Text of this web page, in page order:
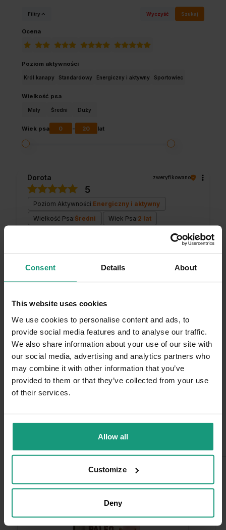
Consent Details About
This website uses cookies
We use cookies to personalise content and ads, to
provide social media features and to analyse our traffic.
We also share information about your use of our site with
our social media, advertising and analytics partners who
may combine it with other information that you’ve
provided to them or that they’ve collected from your use
of their services.
Allow all
Customize
Deny
Filtry Wyczyść Szukaj
Ocena
Poziom aktywności
Król kanapy Standardowy Energiczny i aktywny Sportowiec
Wielkość psa
Mały Średni Duży
Wiek psa 0 - 20 lat
Komentarz sklepu
Dziękujemy bardzo za Twoją opinię! Twoja
recenzja wiele dla nas znaczy - dzięki niej
wiemy, że jesteśmy na właściwym torze :) Z
pozdrowieniami, obsługa sklepu.
Dorota zweryfikowano
5
Poziom Aktywności:Energiczny i aktywny
Wielkość Psa:Średni Wiek Psa:2 lat
Szaleje za karmą
W składzie dużo naturalnego białka pochodzenia
zwierzęcego. Idealna do podania w misce. Dba o
9/27/2025
0
0
Często kupowane razem